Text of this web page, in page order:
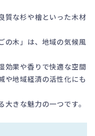
質な杉や檜といった木材
の木」は、地域の気候風
効果や香りで快適な空間
や地域経済の活性化にも
きな魅力の一つです。